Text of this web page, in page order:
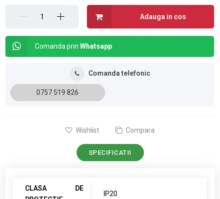
Adauga in cos
Comanda prinWhatsapp
Comanda telefonic
0757 519 826
Wishlist Compara
SPECIFICATII
CLASA DE
IP20